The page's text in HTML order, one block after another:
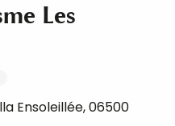
Les
Ensoleillée, 06500